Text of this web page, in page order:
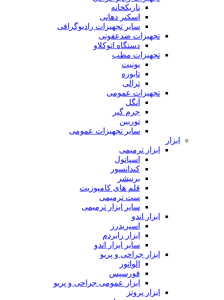
تاریکخانه
اسکنر دهانی
سایر تجهیزات رادیوگرافی
تجهیزات ضدعفونی
دستگاه اتوکلاو
تجهیزات مطب
یونیت
تابوره
ترالی
تجهیزات عمومی
آنگل
جرم گیر
توربین
سایر تجهیزات عمومی
ابزار
ابزار ترمیمی
اسپاتول
کندانسور
برنیشر
قلم های کامپوزیت
ست ترمیمی
سایر ابزار ترمیمی
ابزار اندو
اسپریدرز
ابزار رابردم
سایر ابزار اندو
ابزار جراحی و پریو
الواتور
فورسپس
ابزار عمومی جراحی و پریو
ابزار پروتز